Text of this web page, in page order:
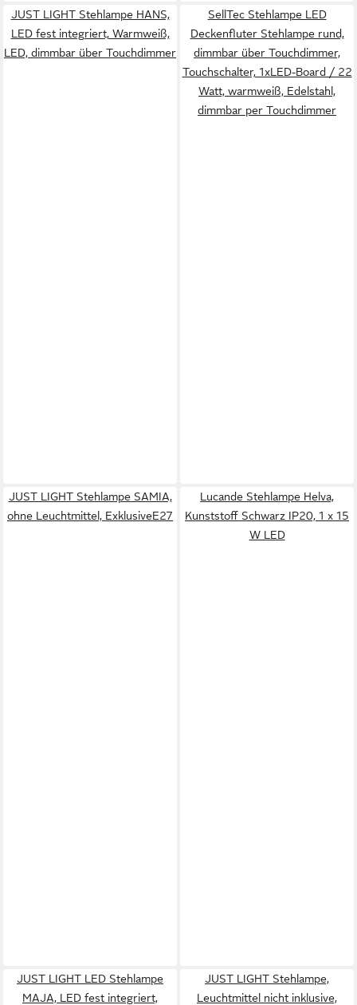
JUST LIGHT Stehlampe HANS,
LED fest integriert, Warmweiß,
LED, dimmbar über Touchdimmer
SellTec Stehlampe LED
Deckenfluter Stehlampe rund,
dimmbar über Touchdimmer,
Touchschalter, 1xLED-Board / 22
Watt, warmweiß, Edelstahl,
dimmbar per Touchdimmer
JUST LIGHT Stehlampe SAMIA,
ohne Leuchtmittel, ExklusiveE27
Lucande Stehlampe Helva,
Kunststoff Schwarz IP20, 1 x 15
W LED
JUST LIGHT LED Stehlampe
MAJA, LED fest integriert,
JUST LIGHT Stehlampe,
Leuchtmittel nicht inklusive,